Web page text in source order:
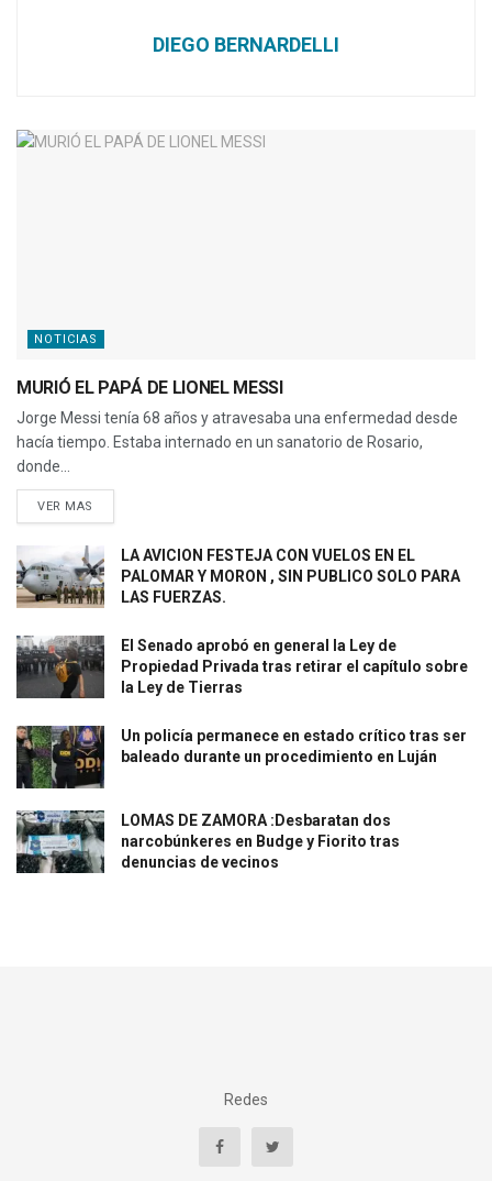
DIEGO BERNARDELLI
NOTICIAS
MURIÓ EL PAPÁ DE LIONEL MESSI
Jorge Messi tenía 68 años y atravesaba una enfermedad desde
hacía tiempo. Estaba internado en un sanatorio de Rosario,
donde...
VER MAS
LA AVICION FESTEJA CON VUELOS EN EL
PALOMAR Y MORON , SIN PUBLICO SOLO PARA
LAS FUERZAS.
El Senado aprobó en general la Ley de
Propiedad Privada tras retirar el capítulo sobre
la Ley de Tierras
Un policía permanece en estado crítico tras ser
baleado durante un procedimiento en Luján
LOMAS DE ZAMORA :Desbaratan dos
narcobúnkeres en Budge y Fiorito tras
denuncias de vecinos
Redes